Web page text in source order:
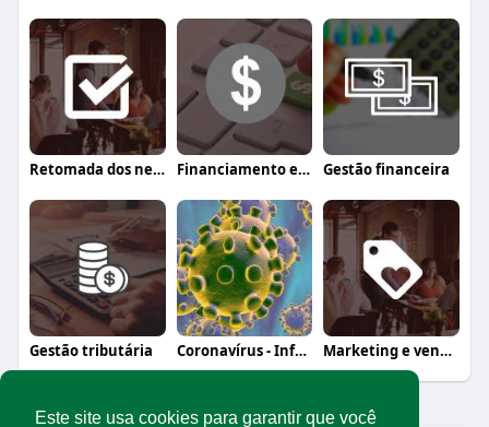
Este site usa cookies para garantir que você
Retomada dos negócios Financiamento e crédito Gestão financeira
Gestão tributária Coronavírus - Informação, orientação e a Marketing e vendas